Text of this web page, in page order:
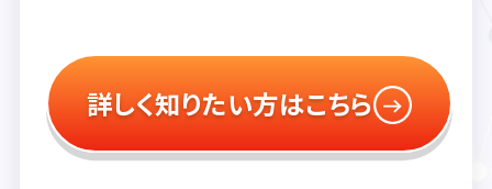
詳しく知りたい方はこちら